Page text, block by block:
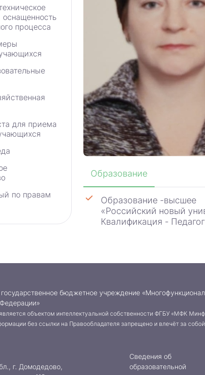
оснащенность
процесса
для приема
по правам
Образование
Образование -высшее
«Российский новый
Квалификация -
бюджетное учреждение
объектом интеллектуальной собственности ФГБУ «МФК
без ссылки на Правообладателя запрещено и влечёт за
г. Домодедово,
Сведения об
образовательной